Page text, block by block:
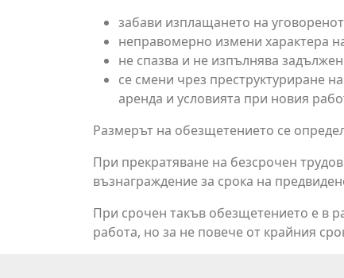
забави изплащането на
неправомерно измени характера
не спазва и не изпълнява
се смени чрез преструктуриране
аренда и условията при новия
Размерът на обезщетението се
При прекратяване на безсрочен
възнаграждение за срока на
При срочен такъв обезщетението е в
работа, но за не повече от крайния